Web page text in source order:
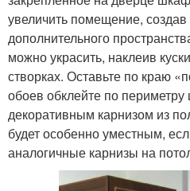
увеличить помещение,
дополнительного
можно украсить, наклеив
створках. Оставьте по краю
обоев обклейте по
декоративным карнизом из
будет особенно уместным,
аналогичные карнизы на